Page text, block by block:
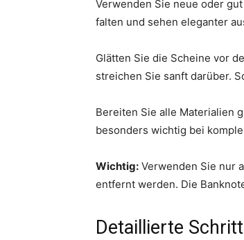
Verwenden Sie neue oder
falten und sehen eleganter
Glätten Sie die Scheine vor
streichen Sie sanft darüber.
Bereiten Sie alle Materialien
besonders wichtig bei
Wichtig: Verwenden Sie nur
entfernt werden. Die
Detaillierte